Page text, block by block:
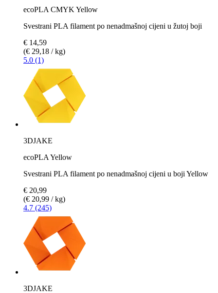
ecoPLA CMYK Yellow
Svestrani PLA filament po nenadmašnoj cijeni u žutoj boji
€ 14,59
(€ 29,18 / kg)
5.0 (1)
3DJAKE
ecoPLA Yellow
Svestrani PLA filament po nenadmašnoj cijeni u boji Yellow
€ 20,99
(€ 20,99 / kg)
4.7 (245)
3DJAKE